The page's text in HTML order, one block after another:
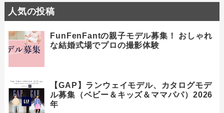
人気の投稿
FunFenFantの親子モデル募集！ おしゃれ
な結婚式場でプロの撮影体験
【GAP】ランウェイモデル、カタログモデ
ル募集（ベビー＆キッズ＆ママパパ）2026
年